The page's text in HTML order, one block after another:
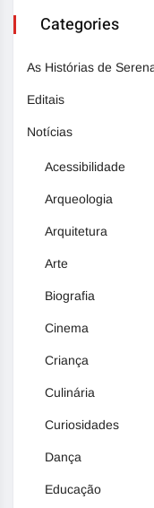
Categories
As Histórias de
Editais
Notícias
Acessibilidade
Arqueologia
Arquitetura
Arte
Biografia
Cinema
Criança
Culinária
Curiosidades
Dança
Educação